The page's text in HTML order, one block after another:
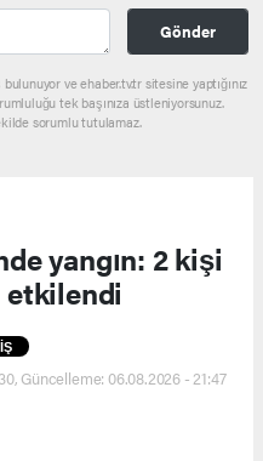
Gönder
ve ehaber.tv.tr sitesine yaptığınız
tek başınıza üstleniyorsunuz.
sorumlu tutulamaz.
yangın: 2 kişi
etkilendi
Güncelleme: 06.08.2026 - 21:47